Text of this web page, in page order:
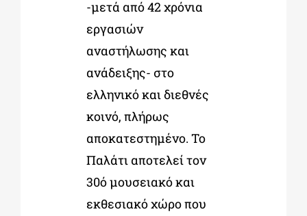
-μετά από 42 χρόνια
εργασιών
αναστήλωσης και
ανάδειξης- στο
ελληνικό και διεθνές
κοινό, πλήρως
αποκατεστημένο. Το
Παλάτι αποτελεί τον
30ό μουσειακό και
εκθεσιακό χώρο που